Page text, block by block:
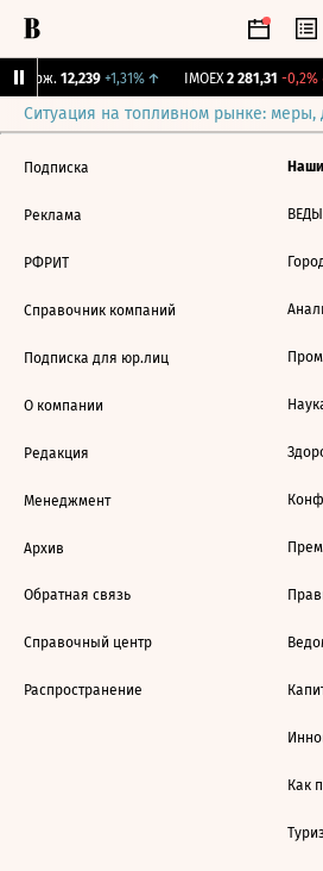
Бирж. 12,239 +1,31%↑ IMOEX 2 281,31 -0,2%
Ситуация на топливном рынке: меры,
Подписка
Реклама
РФРИТ
Справочник компаний
Подписка для юр.лиц
О компании
Редакция
Менеджмент
Архив
Обратная связь
Справочный центр
Распространение
ВЕДЫ
Как